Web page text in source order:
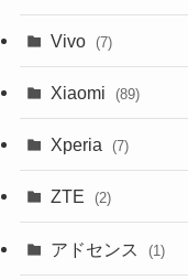
Vivo (7)
Xiaomi (89)
Xperia (7)
ZTE (2)
アドセンス (1)